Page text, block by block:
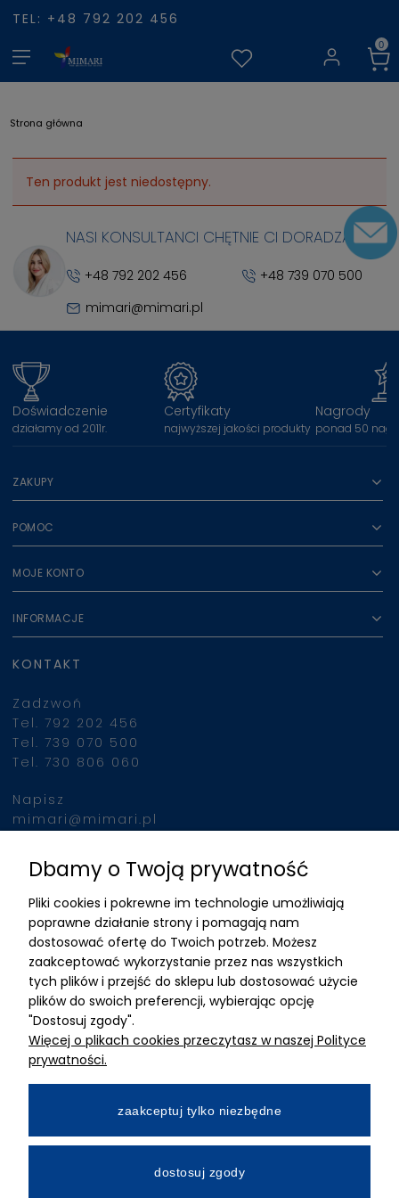
TEL: +48 792 202 456
Strona główna
Ten produkt jest niedostępny.
NASI KONSULTANCI CHĘTNIE CI DORADZĄ
+48 792 202 456
+48 739 070 500
mimari@mimari.pl
Doświadczenie
działamy od 2011r.
Certyfikaty
najwyższej jakości produkty
Nagrody
ponad 50
ZAKUPY
POMOC
MOJE KONTO
INFORMACJE
KONTAKT
Zadzwoń
Tel. 792 202 456
Tel. 739 070 500
Tel. 730 806 060
Napisz
mimari@mimari.pl
Znajdziesz nas
ADRES
MIMARI sp z o.o.
ul. Kurkowa 12
50-210 Wrocław
Dane rejestracyjne
NIP:8982325327
Wpłacony w całości
Numer konta bankowego
Dbamy o Twoją prywatność
Pliki cookies i pokrewne im technologie umożliwiają
poprawne działanie strony i pomagają nam
dostosować ofertę do Twoich potrzeb. Możesz
zaakceptować wykorzystanie przez nas wszystkich
tych plików i przejść do sklepu lub dostosować użycie
plików do swoich preferencji, wybierając opcję
"Dostosuj zgody".
Więcej o plikach cookies przeczytasz w naszej Polityce
prywatności.
zaakceptuj tylko niezbędne
dostosuj zgody